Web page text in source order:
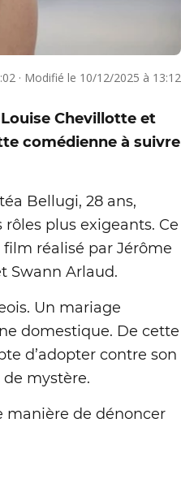
· Modifié le 10/12/2025 à 13:12
Chevillotte et
comédienne à suivre
Bellugi, 28 ans,
plus exigeants. Ce
film réalisé par Jérôme
Swann Arlaud.
Un mariage
domestique. De cette
d’adopter contre son
de mystère.
manière de dénoncer